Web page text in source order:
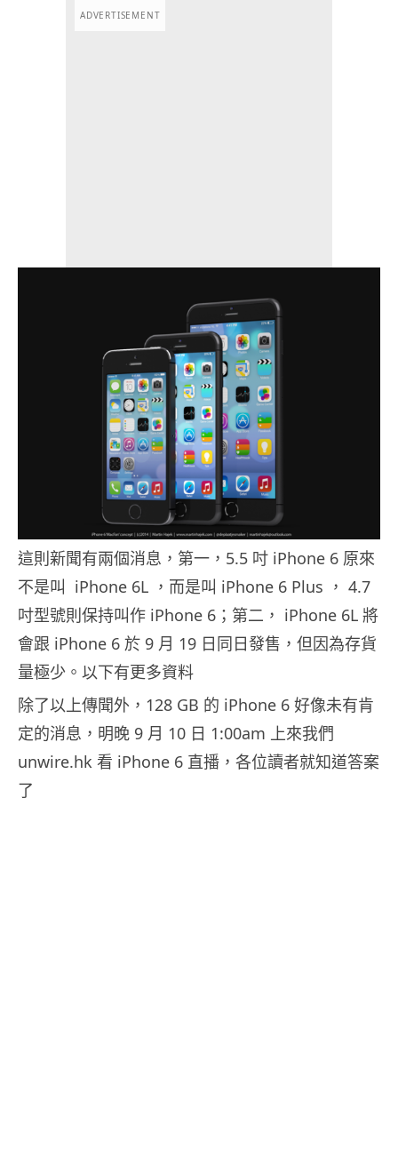
ADVERTISEMENT
這則新聞有兩個消息，第一，5.5 吋 iPhone 6 原來
不是叫 iPhone 6L ，而是叫 iPhone 6 Plus ， 4.7
吋型號則保持叫作 iPhone 6；第二， iPhone 6L 將
會跟 iPhone 6 於 9 月 19 日同日發售，但因為存貨
量極少。以下有更多資料
除了以上傳聞外，128 GB 的 iPhone 6 好像未有肯
定的消息，明晚 9 月 10 日 1:00am 上來我們
unwire.hk 看 iPhone 6 直播，各位讀者就知道答案
了